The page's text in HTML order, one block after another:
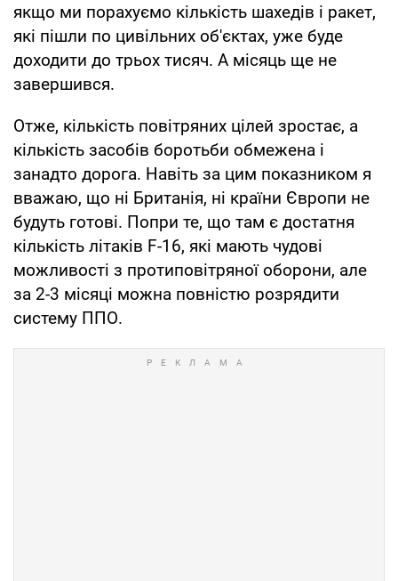
якщо ми порахуємо кількість шахедів і ракет,
які пішли по цивільних об'єктах, уже буде
доходити до трьох тисяч. А місяць ще не
завершився.
Отже, кількість повітряних цілей зростає, а
кількість засобів боротьби обмежена і
занадто дорога. Навіть за цим показником я
вважаю, що ні Британія, ні країни Європи не
будуть готові. Попри те, що там є достатня
кількість літаків F-16, які мають чудові
можливості з протиповітряної оборони, але
за 2-3 місяці можна повністю розрядити
систему ППО.